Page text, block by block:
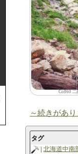
Co860 二
～続きがあり
タグ
北海道中南